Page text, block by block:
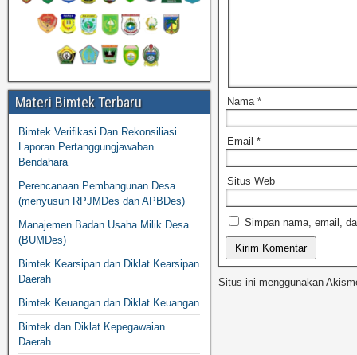
Nama*
Email*
Situs Web
Simpan nama, email,
Situs ini menggunakan
Materi Bimtek Terbaru
Bimtek Verifikasi Dan Rekonsiliasi
Laporan Pertanggungjawaban
Bendahara
Perencanaan Pembangunan Desa
(menyusun RPJMDes dan APBDes)
Manajemen Badan Usaha Milik Desa
(BUMDes)
Bimtek Kearsipan dan Diklat Kearsipan
Daerah
Bimtek Keuangan dan Diklat Keuangan
Bimtek dan Diklat Kepegawaian
Daerah